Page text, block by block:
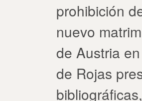
prohibición
nuevo
de Austria
de Rojas